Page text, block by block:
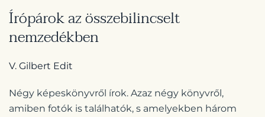
Írópárok az összebilincselt
nemzedékben
V. Gilbert Edit
Négy képeskönyvről írok. Azaz négy könyvről,
amiben fotók is találhatók, s amelyekben három